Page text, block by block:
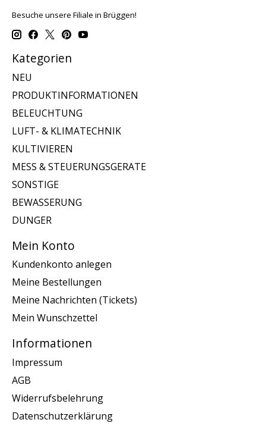
Besuche unsere Filiale in Brüggen!
Kategorien
NEU
PRODUKTINFORMATIONEN
BELEUCHTUNG
LUFT- & KLIMATECHNIK
KULTIVIEREN
MESS & STEUERUNGSGERATE
SONSTIGE
BEWASSERUNG
DUNGER
Mein Konto
Kundenkonto anlegen
Meine Bestellungen
Meine Nachrichten (Tickets)
Mein Wunschzettel
Informationen
Impressum
AGB
Widerrufsbelehrung
Datenschutzerklärung